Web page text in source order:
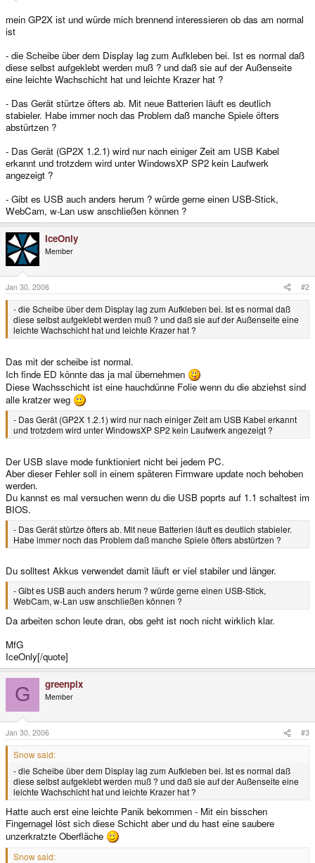
mein GP2X ist und würde mich brennend interessieren ob das am normal
ist
- die Scheibe über dem Display lag zum Aufkleben bei. Ist es normal daß
diese selbst aufgeklebt werden muß ? und daß sie auf der Außenseite
eine leichte Wachschicht hat und leichte Krazer hat ?
- Das Gerät stürtze öfters ab. Mit neue Batterien läuft es deutlich
stabieler. Habe immer noch das Problem daß manche Spiele öfters
abstürtzen ?
- Das Gerät (GP2X 1.2.1) wird nur nach einiger Zeit am USB Kabel
erkannt und trotzdem wird unter WindowsXP SP2 kein Laufwerk
angezeigt ?
- Gibt es USB auch anders herum ? würde gerne einen USB-Stick,
WebCam, w-Lan usw anschließen können ?
IceOnly
Member
Jan 30, 2006 #2
- die Scheibe über dem Display lag zum Aufkleben bei. Ist es normal daß
diese selbst aufgeklebt werden muß ? und daß sie auf der Außenseite eine
leichte Wachschicht hat und leichte Krazer hat ?
Das mit der scheibe ist normal.
Ich finde ED könnte das ja mal übernehmen
Diese Wachsschicht ist eine hauchdünne Folie wenn du die abziehst sind
alle kratzer weg
- Das Gerät (GP2X 1.2.1) wird nur nach einiger Zeit am USB Kabel erkannt
und trotzdem wird unter WindowsXP SP2 kein Laufwerk angezeigt ?
Der USB slave mode funktioniert nicht bei jedem PC.
Aber dieser Fehler soll in einem späteren Firmware update noch behoben
werden.
Du kannst es mal versuchen wenn du die USB poprts auf 1.1 schaltest im
BIOS.
- Das Gerät stürtze öfters ab. Mit neue Batterien läuft es deutlich stabieler.
Habe immer noch das Problem daß manche Spiele öfters abstürtzen ?
Du solltest Akkus verwendet damit läuft er viel stabiler und länger.
- Gibt es USB auch anders herum ? würde gerne einen USB-Stick,
WebCam, w-Lan usw anschließen können ?
Da arbeiten schon leute dran, obs geht ist noch nicht wirklich klar.
MfG
IceOnly[/quote]
G greenpix
Member
Jan 30, 2006 #3
Snow said:
- die Scheibe über dem Display lag zum Aufkleben bei. Ist es normal daß
diese selbst aufgeklebt werden muß ? und daß sie auf der Außenseite eine
leichte Wachschicht hat und leichte Krazer hat ?
Hatte auch erst eine leichte Panik bekommen - Mit ein bisschen
Fingernagel löst sich diese Schicht aber und du hast eine saubere
unzerkratzte Oberfläche
Snow said: